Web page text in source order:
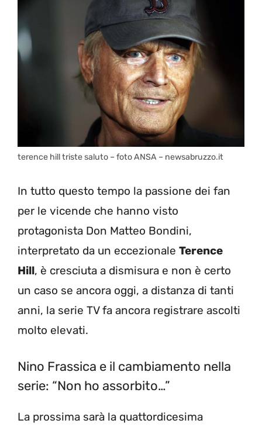
terence hill triste saluto – foto ANSA – newsabruzzo.it
In tutto questo tempo la passione dei fan
per le vicende che hanno visto
protagonista Don Matteo Bondini,
interpretato da un eccezionale Terence
Hill, è cresciuta a dismisura e non è certo
un caso se ancora oggi, a distanza di tanti
anni, la serie TV fa ancora registrare ascolti
molto elevati.
Nino Frassica e il cambiamento nella
serie: “Non ho assorbito…”
La prossima sarà la quattordicesima